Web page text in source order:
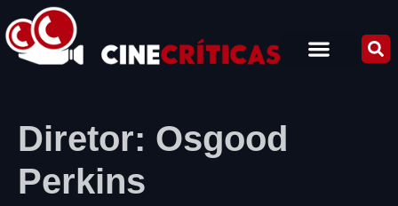
Diretor: Osgood
Perkins